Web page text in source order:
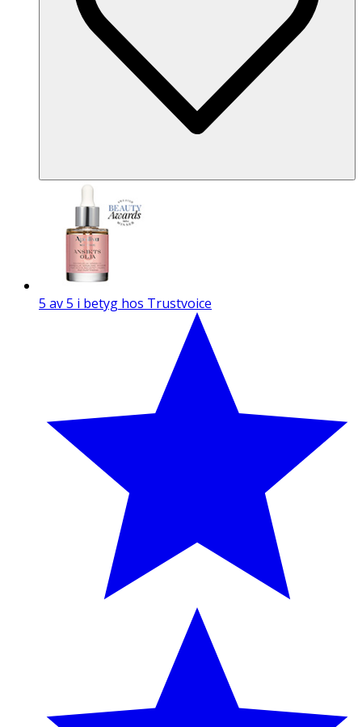
5 av 5 i betyg hos Trustvoice